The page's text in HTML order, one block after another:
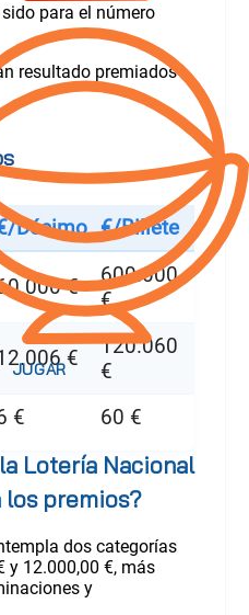
para el número
resultado premiados
Décimo €/Billete
€
600.000
€
€
120.060
€
€ 60 €
Lotería Nacional
los premios?
dos categorías
y 12.000,00 €, más
y